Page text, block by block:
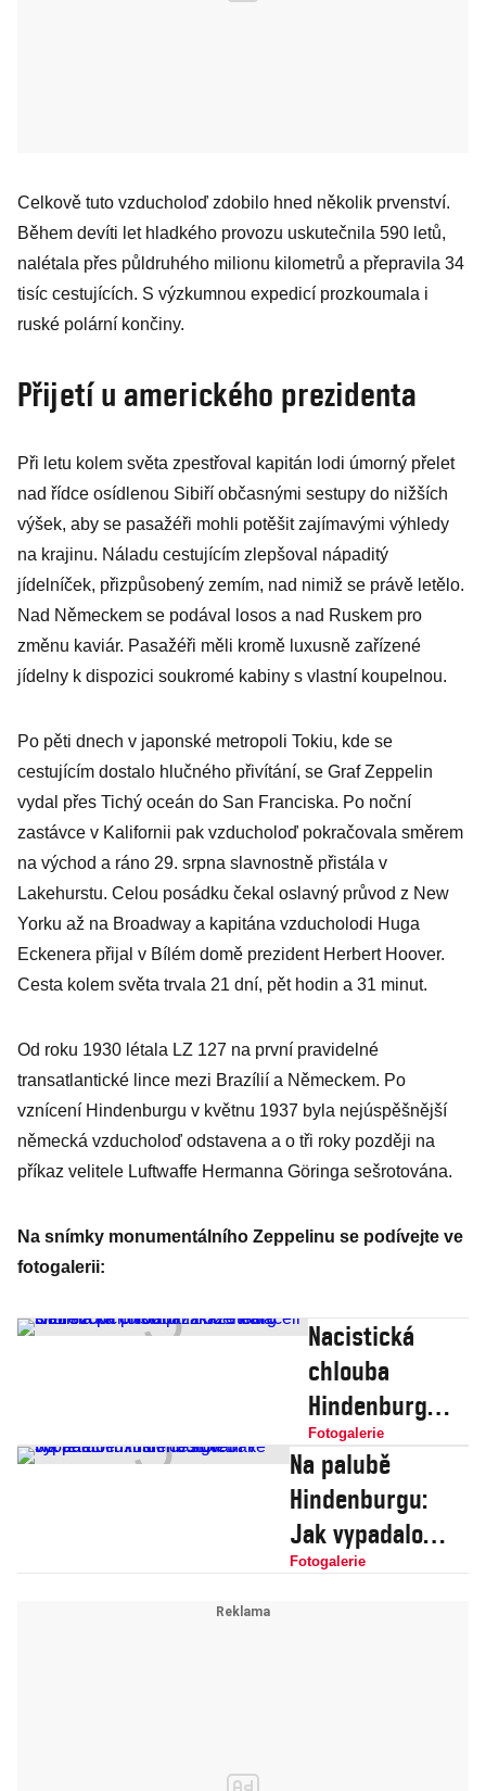
Celkově tuto vzducholoď zdobilo hned několik prvenství.
Během devíti let hladkého provozu uskutečnila 590 letů,
nalétala přes půldruhého milionu kilometrů a přepravila 34
tisíc cestujících. S výzkumnou expedicí prozkoumala i
ruské polární končiny.
Přijetí u amerického prezidenta
Při letu kolem světa zpestřoval kapitán lodi úmorný přelet
nad řídce osídlenou Sibiří občasnými sestupy do nižších
výšek, aby se pasažéři mohli potěšit zajímavými výhledy
na krajinu. Náladu cestujícím zlepšoval nápaditý
jídelníček, přizpůsobený zemím, nad nimiž se právě letělo.
Nad Německem se podával losos a nad Ruskem pro
změnu kaviár. Pasažéři měli kromě luxusně zařízené
jídelny k dispozici soukromé kabiny s vlastní koupelnou.
Po pěti dnech v japonské metropoli Tokiu, kde se
cestujícím dostalo hlučného přivítání, se Graf Zeppelin
vydal přes Tichý oceán do San Franciska. Po noční
zastávce v Kalifornii pak vzducholoď pokračovala směrem
na východ a ráno 29. srpna slavnostně přistála v
Lakehurstu. Celou posádku čekal oslavný průvod z New
Yorku až na Broadway a kapitána vzducholodi Huga
Eckenera přijal v Bílém domě prezident Herbert Hoover.
Cesta kolem světa trvala 21 dní, pět hodin a 31 minut.
Od roku 1930 létala LZ 127 na první pravidelné
transatlantické lince mezi Brazílií a Německem. Po
vznícení Hindenburgu v květnu 1937 byla nejúspěšnější
německá vzducholoď odstavena a o tři roky později na
příkaz velitele Luftwaffe Hermanna Göringa sešrotována.
Na snímky monumentálního Zeppelinu se podívejte ve
fotogalerii:
Nacistická
chlouba
Hindenburg
shořela při
přistání za 32
vteřin. Obří
vzducholoď při
zkáze natáčeli i
Fotogalerie
Na palubě
Hindenburgu:
Jak vypadalo
luxusní
Fotogalerie